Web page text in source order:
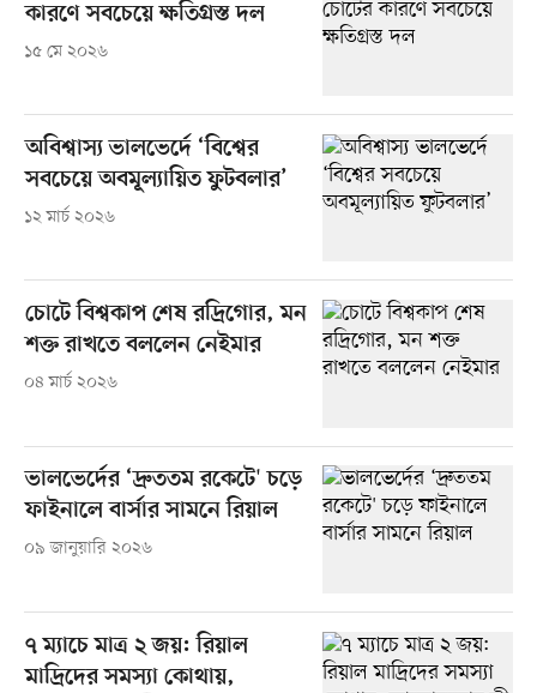
কারণে সবচেয়ে ক্ষতিগ্রস্ত দল
১৫ মে ২০২৬
অবিশ্বাস্য ভালভের্দে ‘বিশ্বের
সবচেয়ে অবমূল্যায়িত ফুটবলার’
১২ মার্চ ২০২৬
চোটে বিশ্বকাপ শেষ রদ্রিগোর, মন
শক্ত রাখতে বললেন নেইমার
০৪ মার্চ ২০২৬
ভালভের্দের ‘দ্রুততম রকেটে' চড়ে
ফাইনালে বার্সার সামনে রিয়াল
০৯ জানুয়ারি ২০২৬
৭ ম্যাচে মাত্র ২ জয়: রিয়াল
মাদ্রিদের সমস্যা কোথায়,